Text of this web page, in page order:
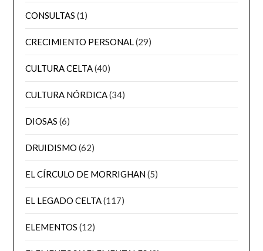
CONSULTAS (1)
CRECIMIENTO PERSONAL(29)
CULTURA CELTA(40)
CULTURA NÓRDICA(34)
DIOSAS (6)
DRUIDISMO (62)
EL CÍRCULO DE MORRIGHAN(5)
EL LEGADO CELTA(117)
ELEMENTOS (12)